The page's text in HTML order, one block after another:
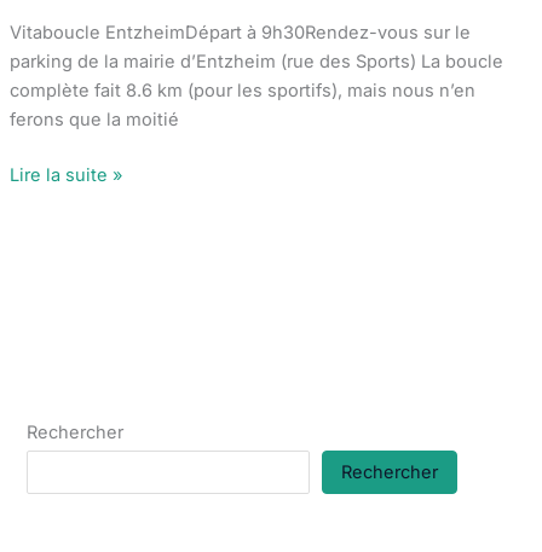
d’Alsace
Vitaboucle EntzheimDépart à 9h30Rendez-vous sur le
parking de la mairie d’Entzheim (rue des Sports) La boucle
complète fait 8.6 km (pour les sportifs), mais nous n’en
ferons que la moitié
Marche
2020
Lire la suite »
Rechercher
Rechercher